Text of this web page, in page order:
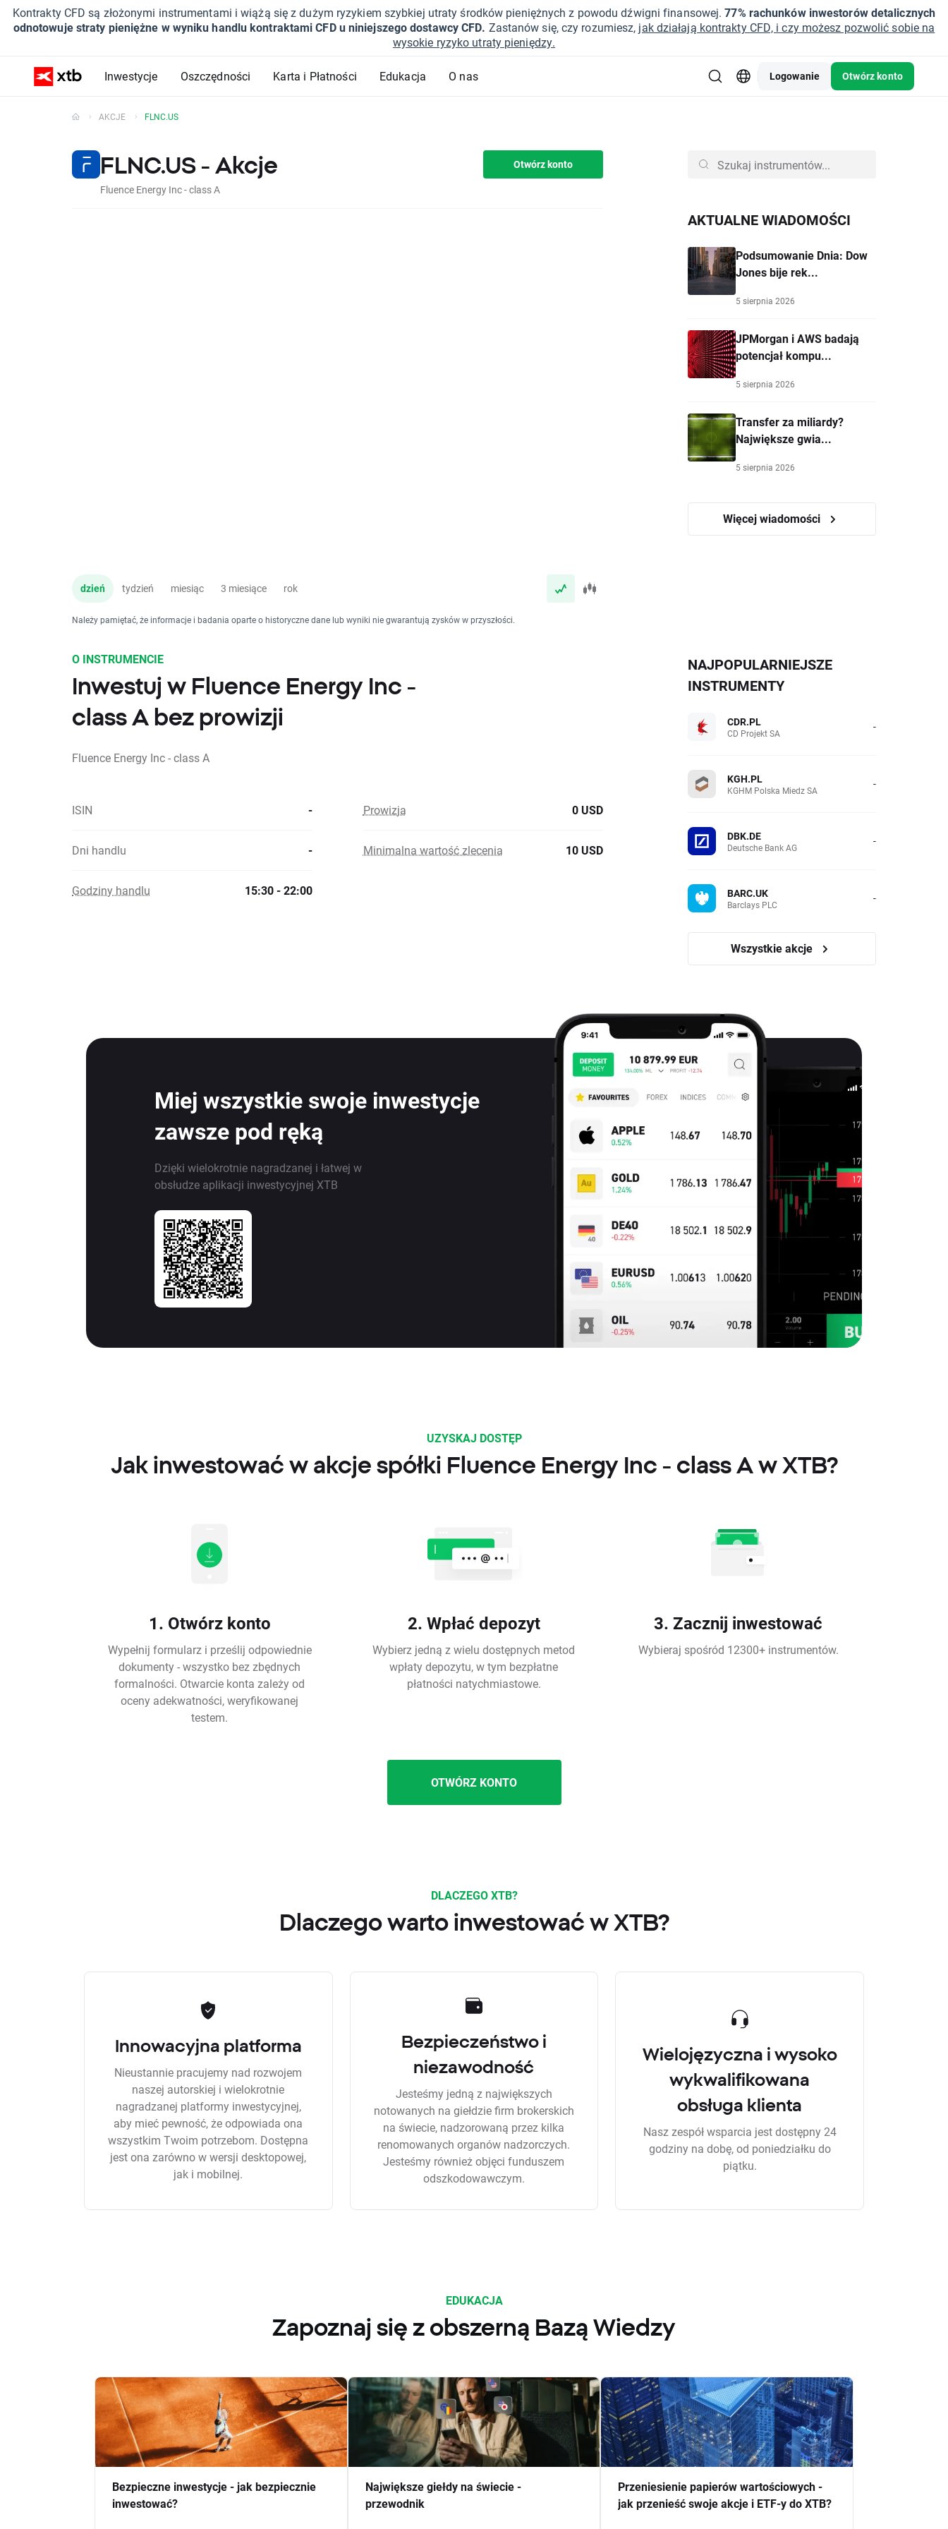
Kontrakty CFD są złożonymi instrumentami i wiążą się z dużym ryzykiem szybkiej utraty środków pieniężnych z powodu dźwigni finansowej.77% rachunków inwestorów detalicznych
odnotowuje straty pieniężne w wyniku handlu kontraktami CFD u niniejszego dostawcy CFD. Zastanów się, czy rozumiesz, jak działają kontrakty CFD, i czy możesz pozwolić sobie na
wysokie ryzyko utraty pieniędzy.
Inwestycje Oszczędności Karta i Płatności Edukacja O nas Logowanie Otwórz konto
AKCJE FLNC.US
FLNC.US - Akcje
Fluence Energy Inc - class A
Otwórz konto
dzień tydzień miesiąc 3 miesiące rok
Należy pamiętać, że informacje i badania oparte o historyczne dane lub wyniki nie gwarantują zysków w przyszłości.
AKTUALNE WIADOMOŚCI
Podsumowanie Dnia: Dow
Jones bije rek...
5 sierpnia 2026
JPMorgan i AWS badają
potencjał kompu...
5 sierpnia 2026
Transfer za miliardy?
Największe gwia...
5 sierpnia 2026
Więcej wiadomości
O INSTRUMENCIE
Inwestuj w Fluence Energy Inc -
class A bez prowizji
Fluence Energy Inc - class A
ISIN - Prowizja 0 USD
Dni handlu - Minimalna wartość zlecenia 10 USD
Godziny handlu 15:30 - 22:00
NAJPOPULARNIEJSZE
INSTRUMENTY
CDR.PL
CD Projekt SA -
KGH.PL
KGHM Polska Miedz SA -
DBK.DE
Deutsche Bank AG -
BARC.UK
Barclays PLC -
Wszystkie akcje
Miej wszystkie swoje inwestycje
zawsze pod ręką
Dzięki wielokrotnie nagradzanej i łatwej w
obsłudze aplikacji inwestycyjnej XTB
UZYSKAJ DOSTĘP
Jak inwestować w akcje spółki Fluence Energy Inc - class A w XTB?
1. Otwórz konto
Wypełnij formularz i prześlij odpowiednie
dokumenty - wszystko bez zbędnych
formalności. Otwarcie konta zależy od
oceny adekwatności, weryfikowanej
testem.
2. Wpłać depozyt
Wybierz jedną z wielu dostępnych metod
wpłaty depozytu, w tym bezpłatne
płatności natychmiastowe.
3. Zacznij inwestować
Wybieraj spośród 12300+ instrumentów.
OTWÓRZ KONTO
DLACZEGO XTB?
Dlaczego warto inwestować w XTB?
Innowacyjna platforma
Nieustannie pracujemy nad rozwojem
naszej autorskiej i wielokrotnie
nagradzanej platformy inwestycyjnej,
aby mieć pewność, że odpowiada ona
wszystkim Twoim potrzebom. Dostępna
jest ona zarówno w wersji desktopowej,
jak i mobilnej.
Bezpieczeństwo i
niezawodność
Jesteśmy jedną z największych
notowanych na giełdzie firm brokerskich
na świecie, nadzorowaną przez kilka
renomowanych organów nadzorczych.
Jesteśmy również objęci funduszem
odszkodowawczym.
Wielojęzyczna i wysoko
wykwalifikowana
obsługa klienta
Nasz zespół wsparcia jest dostępny 24
godziny na dobę, od poniedziałku do
piątku.
EDUKACJA
Zapoznaj się z obszerną Bazą Wiedzy
Bezpieczne inwestycje - jak bezpiecznie
inwestować?
Największe giełdy na świecie -
przewodnik
Przeniesienie papierów wartościowych -
jak przenieść swoje akcje i ETF-y do XTB?